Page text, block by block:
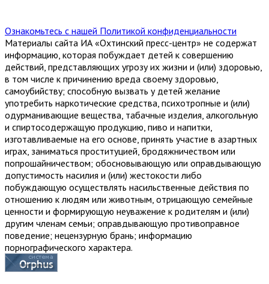
Ознакомьтесь с нашей Политикой конфиденциальности
Материалы сайта ИА «Охтинский пресс-центр» не содержат
информацию, которая побуждает детей к совершению
действий, представляющих угрозу их жизни и (или) здоровью,
в том числе к причинению вреда своему здоровью,
самоубийству; способную вызвать у детей желание
употребить наркотические средства, психотропные и (или)
одурманивающие вещества, табачные изделия, алкогольную
и спиртосодержащую продукцию, пиво и напитки,
изготавливаемые на его основе, принять участие в азартных
играх, заниматься проституцией, бродяжничеством или
попрошайничеством; обосновывающую или оправдывающую
допустимость насилия и (или) жестокости либо
побуждающую осуществлять насильственные действия по
отношению к людям или животным, отрицающую семейные
ценности и формирующую неуважение к родителям и (или)
другим членам семьи; оправдывающую противоправное
поведение; нецензурную брань; информацию
порнографического характера.